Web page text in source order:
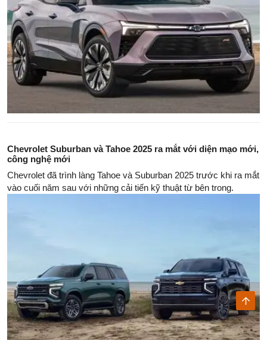
Chevrolet Suburban và Tahoe 2025 ra mắt với diện mạo mới,
công nghệ mới
Chevrolet đã trình làng Tahoe và Suburban 2025 trước khi ra mắt
vào cuối năm sau với những cải tiến kỹ thuật từ bên trong.